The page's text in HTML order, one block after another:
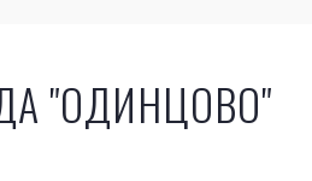
"ОДИНЦОВО"